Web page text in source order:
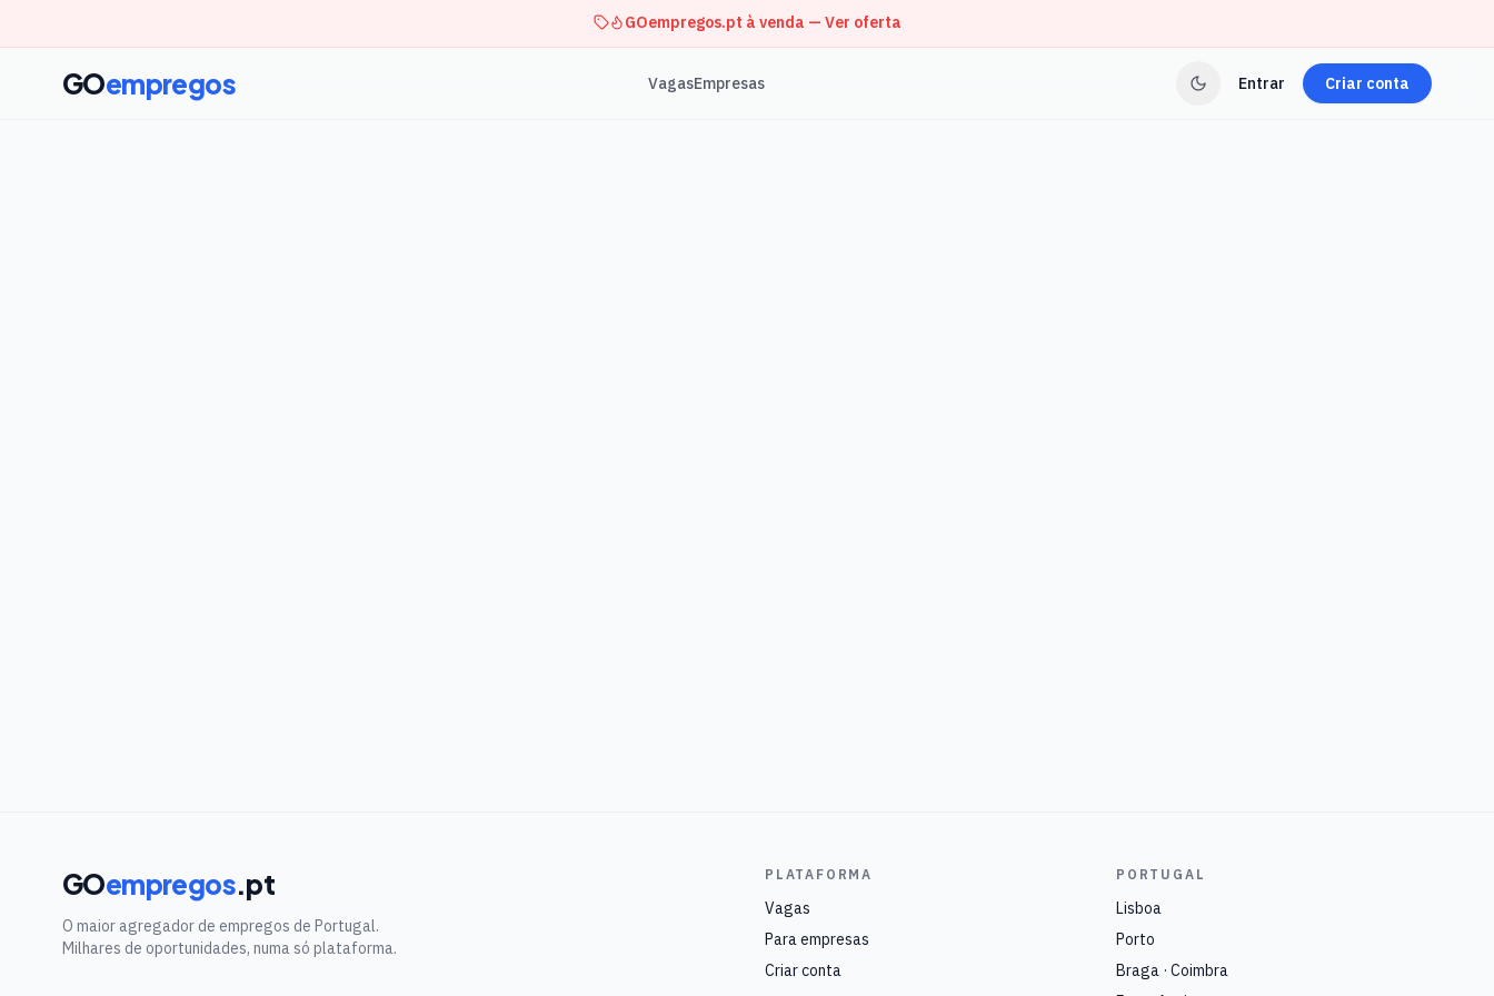
GOempregos.pt à venda — Ver oferta
GOempregos VagasEmpresas Entrar Criar conta
GOempregos.pt
O maior agregador de empregos de Portugal.
Milhares de oportunidades, numa só plataforma.
PLATAFORMA
Vagas
Para empresas
Criar conta
PORTUGAL
Lisboa
Porto
Braga · Coimbra